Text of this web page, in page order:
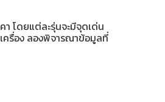
โดยแต่ละรุ่นจะมีจุดเด่น
ครื่อง ลองพิจารณาข้อมูลที่